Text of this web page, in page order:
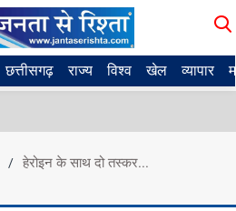
छत्तीसगढ़ राज्य विश्व खेल व्यापार
/ हेरोइन के साथ दो तस्कर...